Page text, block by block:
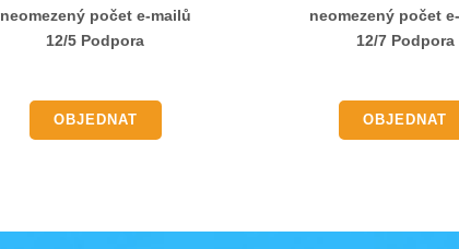
neomezený počet e-mailů
12/5 Podpora
OBJEDNAT
neomezený počet
12/7 Podpora
OBJEDNAT